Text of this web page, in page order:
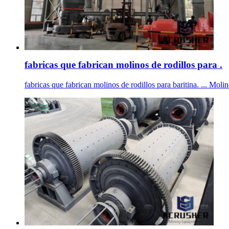
fabricas que fabrican molinos de rodillos para .
fabricas que fabrican molinos de rodillos para baritina. ...